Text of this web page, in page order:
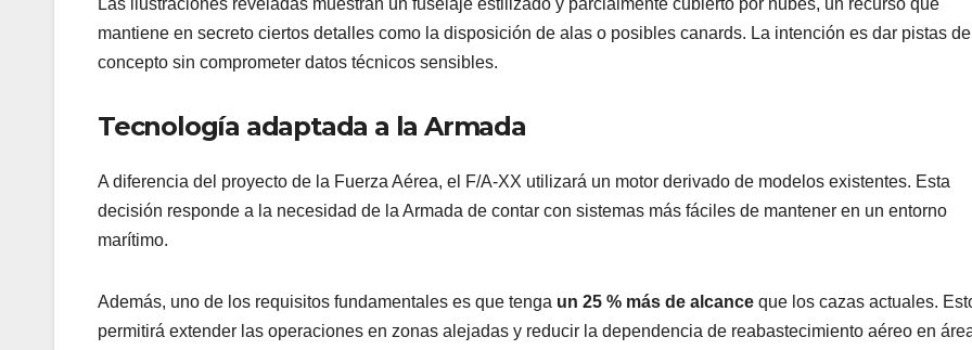
Las ilustraciones reveladas muestran un fuselaje estilizado y parcialmente cubierto por nubes, un recurso que
mantiene en secreto ciertos detalles como la disposición de alas o posibles canards. La intención es dar pistas
concepto sin comprometer datos técnicos sensibles.
Tecnología adaptada a la Armada
A diferencia del proyecto de la Fuerza Aérea, el F/A-XX utilizará un motor derivado de modelos existentes. Esta
decisión responde a la necesidad de la Armada de contar con sistemas más fáciles de mantener en un entorno
marítimo.
Además, uno de los requisitos fundamentales es que tenga un 25 % más de alcance que los cazas actuales.
permitirá extender las operaciones en zonas alejadas y reducir la dependencia de reabastecimiento aéreo en